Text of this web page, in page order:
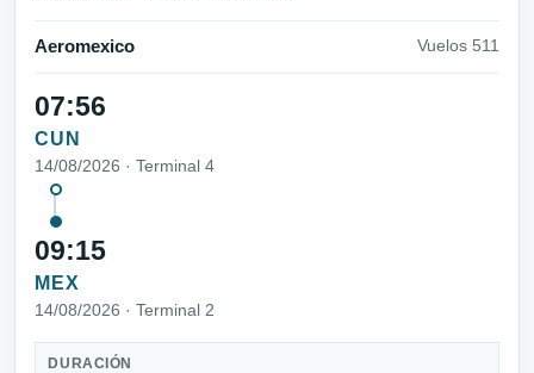
Aeromexico Vuelos 511
07:56
CUN
14/08/2026 · Terminal 4
09:15
MEX
14/08/2026 · Terminal 2
DURACIÓN